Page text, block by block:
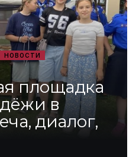
НОВОСТИ
площадка
в
диалог,